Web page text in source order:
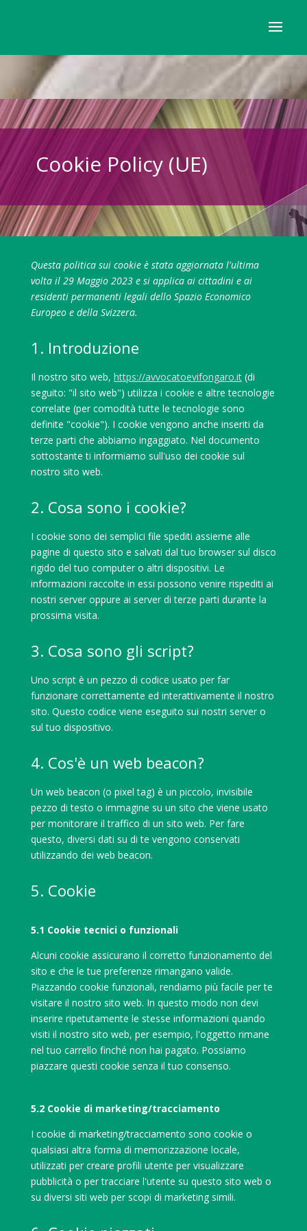
Cookie Policy (UE)
Questa politica sui cookie è stata aggiornata l'ultima
volta il 29 Maggio 2023 e si applica ai cittadini e ai
residenti permanenti legali dello Spazio Economico
Europeo e della Svizzera.
1. Introduzione
Il nostro sito web, https://avvocatoevifongaro.it(di
seguito: "il sito web") utilizza i cookie e altre tecnologie
correlate (per comodità tutte le tecnologie sono
definite "cookie"). I cookie vengono anche inseriti da
terze parti che abbiamo ingaggiato. Nel documento
sottostante ti informiamo sull'uso dei cookie sul
nostro sito web.
2. Cosa sono i cookie?
I cookie sono dei semplici file spediti assieme alle
pagine di questo sito e salvati dal tuo browser sul disco
rigido del tuo computer o altri dispositivi. Le
informazioni raccolte in essi possono venire rispediti ai
nostri server oppure ai server di terze parti durante la
prossima visita.
3. Cosa sono gli script?
Uno script è un pezzo di codice usato per far
funzionare correttamente ed interattivamente il nostro
sito. Questo codice viene eseguito sui nostri server o
sul tuo dispositivo.
4. Cos'è un web beacon?
Un web beacon (o pixel tag) è un piccolo, invisibile
pezzo di testo o immagine su un sito che viene usato
per monitorare il traffico di un sito web. Per fare
questo, diversi dati su di te vengono conservati
utilizzando dei web beacon.
5. Cookie
5.1 Cookie tecnici o funzionali
Alcuni cookie assicurano il corretto funzionamento del
sito e che le tue preferenze rimangano valide.
Piazzando cookie funzionali, rendiamo più facile per te
visitare il nostro sito web. In questo modo non devi
inserire ripetutamente le stesse informazioni quando
visiti il nostro sito web, per esempio, l'oggetto rimane
nel tuo carrello finché non hai pagato. Possiamo
piazzare questi cookie senza il tuo consenso.
5.2 Cookie di marketing/tracciamento
I cookie di marketing/tracciamento sono cookie o
qualsiasi altra forma di memorizzazione locale,
utilizzati per creare profili utente per visualizzare
pubblicità o per tracciare l'utente su questo sito web o
su diversi siti web per scopi di marketing simili.